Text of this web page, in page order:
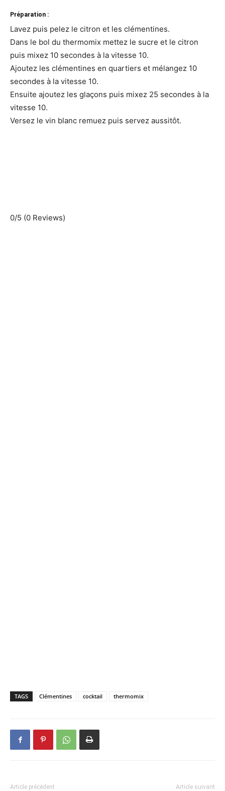
Préparation :
Lavez puis pelez le citron et les clémentines.
Dans le bol du thermomix mettez le sucre et le citron
puis mixez 10 secondes à la vitesse 10.
Ajoutez les clémentines en quartiers et mélangez 10
secondes à la vitesse 10.
Ensuite ajoutez les glaçons puis mixez 25 secondes à la
vitesse 10.
Versez le vin blanc remuez puis servez aussitôt.
0/5 (0 Reviews)
TAGS Clémentines cocktail thermomix
Article précédent Article suivant